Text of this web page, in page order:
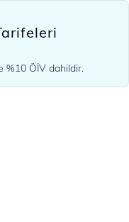
%10 ÖİV dahildir.